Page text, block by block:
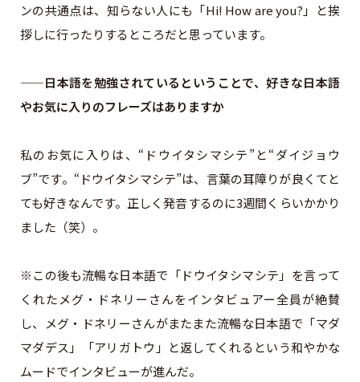
ンの共通点は、知らない人にも「Hi! How are you?」と挨
拶しに行ったりするところだと思っています。
——日本語を勉強されているということで、好きな日本語
やお気に入りのフレーズはありますか
私のお気に入りは、“ドウイタシマシテ”と“ダイジョウ
ブ”です。“ドウイタシマシテ”は、言葉の耳障りが良くてと
ても好きなんです。正しく発音するのに3週間くらいかかり
ました（笑）。
※この後も流暢な日本語で「ドウイタシマシテ」を言って
くれたメグ・ドネリーさんをインタビュアー全員が絶賛
し、メグ・ドネリーさんがまたまた流暢な日本語で「マダ
マダデス」「アリガトウ」と返してくれるという和やかな
ムードでインタビューが進んだ。